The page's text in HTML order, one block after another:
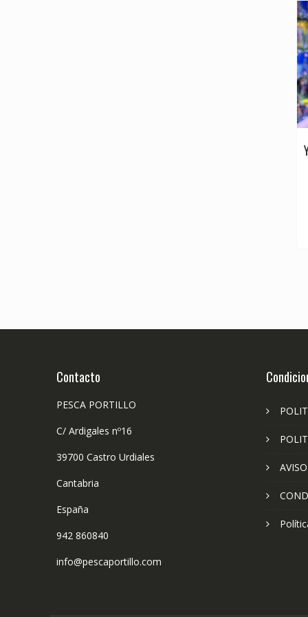
Contacto
PESCA PORTILLO
C/ Ardigales nº16
39700 Castro Urdiales
Cantabria
España
942 860840
info@pescaportillo.com